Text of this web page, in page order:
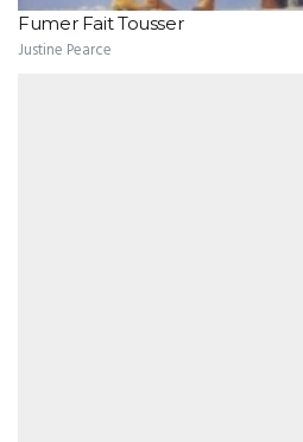
Fumer Fait Tousser
Justine Pearce